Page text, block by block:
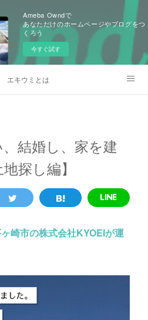
Ameba Owndで
あなただけのホームページやブログをつ
くろう
今すぐ試す
エキウミとは
結婚し、家を建
探し編】
崎市の株式会社KYOEIが運